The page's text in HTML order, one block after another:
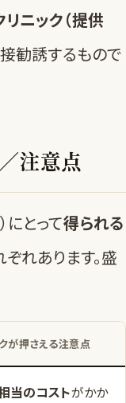
ニック（提供
接勧誘するもので
注意点
にとって得られる
れあります。盛
が押さえる注意点
当のコストがかか